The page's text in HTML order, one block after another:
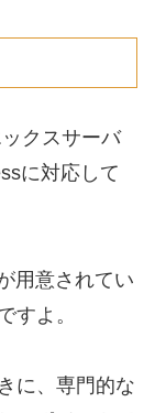
クスサーバ
に対応して
用意されてい
すよ。
に、専門的な